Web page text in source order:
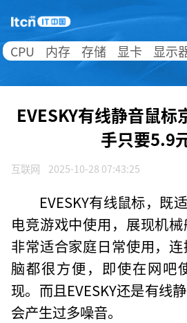
CPU 内存 存储 显卡 显示
EVESKY有线静音鼠标
手只要5.9元
互联网 2025-10-28 07:43:25
EVESKY有线鼠标，既
电竞游戏中使用，展现机
非常适合家庭日常使用，
脑都很方便，即使在网吧
现。而且EVESKY还是有线
会产生过多噪音。